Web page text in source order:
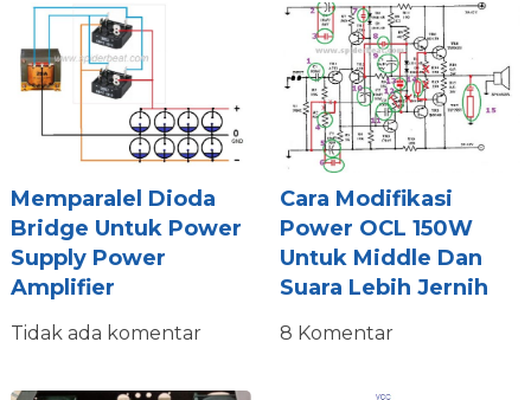
Memparalel Dioda
Bridge Untuk Power
Supply Power
Amplifier
Tidak ada komentar
Cara Modifikasi
Power OCL 150W
Untuk Middle Dan
Suara Lebih Jernih
8 Komentar